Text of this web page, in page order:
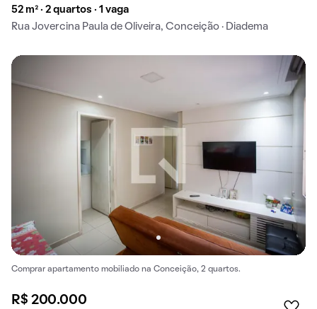
52 m² · 2 quartos · 1 vaga
Rua Jovercina Paula de Oliveira, Conceição · Diadema
Comprar apartamento mobiliado na Conceição, 2 quartos.
R$ 200.000